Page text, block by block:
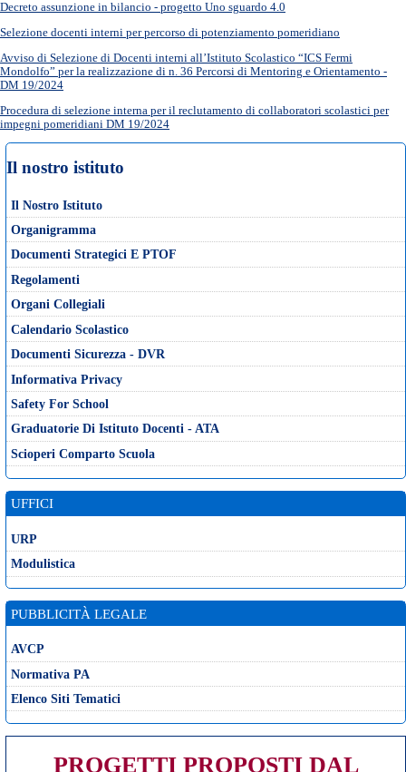
Decreto assunzione in bilancio - progetto Uno sguardo 4.0
Selezione docenti interni per percorso di potenziamento pomeridiano
Avviso di Selezione di Docenti interni all’Istituto Scolastico “ICS Fermi
Mondolfo” per la realizzazione di n. 36 Percorsi di Mentoring e Orientamento -
DM 19/2024
Procedura di selezione interna per il reclutamento di collaboratori scolastici per
impegni pomeridiani DM 19/2024
Il nostro istituto
Il Nostro Istituto
Organigramma
Documenti Strategici E PTOF
Regolamenti
Organi Collegiali
Calendario Scolastico
Documenti Sicurezza - DVR
Informativa Privacy
Safety For School
Graduatorie Di Istituto Docenti - ATA
Scioperi Comparto Scuola
UFFICI
URP
Modulistica
PUBBLICITÀ LEGALE
AVCP
Normativa PA
Elenco Siti Tematici
PROGETTI PROPOSTI DAL